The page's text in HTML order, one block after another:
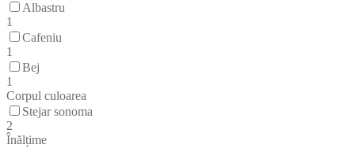
Albastru
1
Cafeniu
1
Bej
1
Corpul culoarea
Stejar sonoma
2
Înălțime